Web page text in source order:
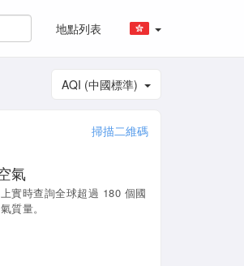
地點列表
AQI (中國標準)
掃描二維碼
氣
實時查詢全球超過 180 個國
質量。